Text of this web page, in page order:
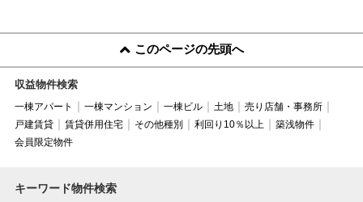
このページの先頭へ
収益物件検索
一棟アパート 一棟マンション 一棟ビル 土地
売り店舗・事務所
戸建賃貸
賃貸併用住宅 その他種別 利回り10％以上
築浅物件
会員限定物件
キーワード物件検索